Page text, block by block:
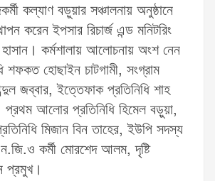
কল্যাণ বড়ুয়ার সঞ্চালনায় অনুষ্ঠানে
করেন ইপসার রিচার্জ এন্ড মনিটরিং
কর্মশালায় আলোচনায় অংশ নেন
শফকত হোছাইন চাটগামী, সংগ্রাম
জব্বার, ইত্তেফাক প্রতিনিধি শাহ
আলোর প্রতিনিধি হিমেল বড়ুয়া,
মিজান বিন তাহের, ইউপি সদস্য
কর্মী মোরশেদ আলম, দৃষ্টি
প্রমুখ।